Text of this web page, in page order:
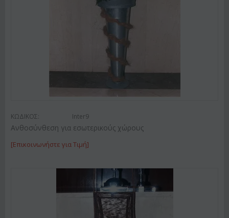
ΚΩΔΙΚΟΣ: Inter9
Ανθοσύνθεση για εσωτερικούς χώρους
[Επικοινωνήστε για Τιμή]